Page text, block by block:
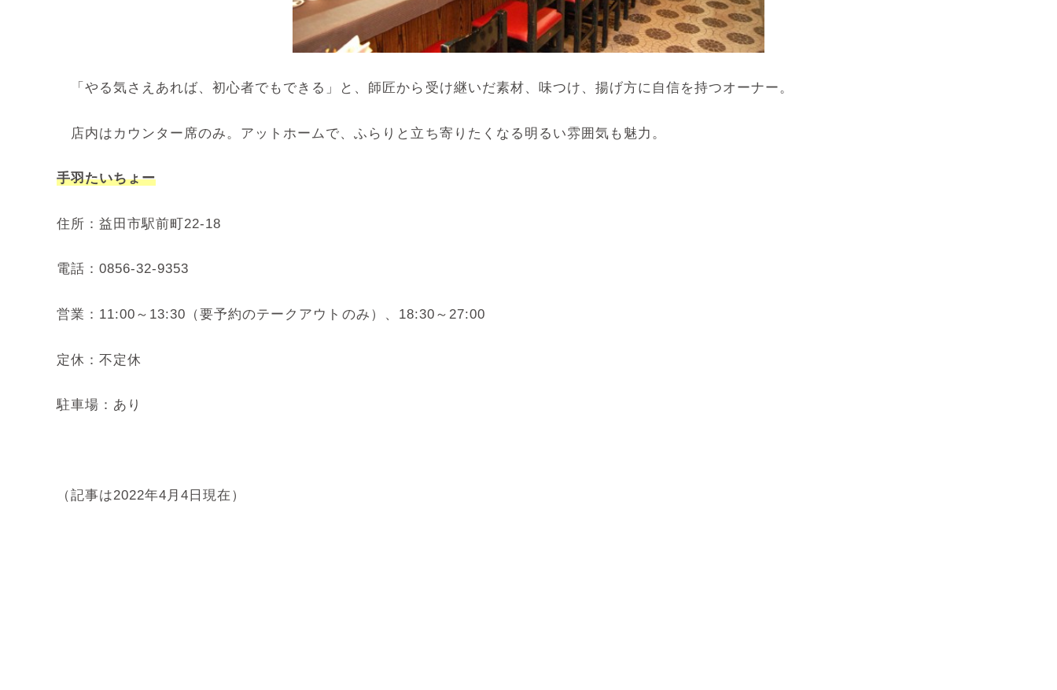
「やる気さえあれば、初心者でもできる」と、師匠から受け継いだ素材、味つけ、揚げ方に自信を持つオーナー。
店内はカウンター席のみ。アットホームで、ふらりと立ち寄りたくなる明るい雰囲気も魅力。
手羽たいちょー
住所：益田市駅前町22-18
電話：0856-32-9353
営業：11:00～13:30（要予約のテークアウトのみ）、18:30～27:00
定休：不定休
駐車場：あり
（記事は2022年4月4日現在）